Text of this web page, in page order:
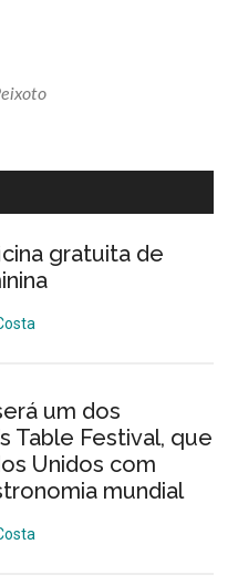
gratuita de
um dos
Table Festival, que
Unidos com
mundial